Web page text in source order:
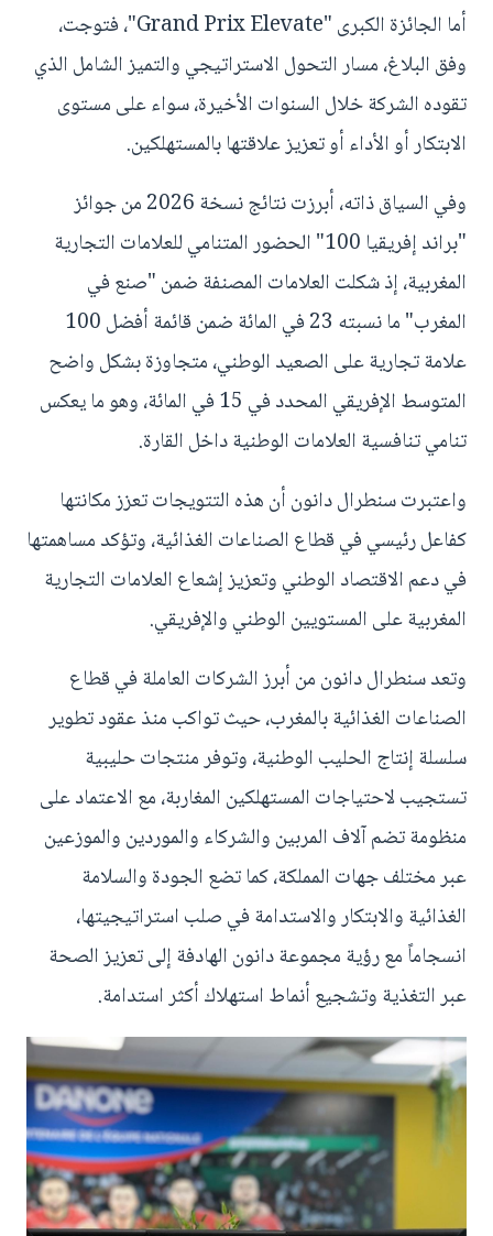
أما الجائزة الكبرى "Grand Prix Elevate"، فتوجت،
وفق البلاغ، مسار التحول الاستراتيجي والتميز الشامل الذي
تقوده الشركة خلال السنوات الأخيرة، سواء على مستوى
الابتكار أو الأداء أو تعزيز علاقتها بالمستهلكين.
وفي السياق ذاته، أبرزت نتائج نسخة 2026 من جوائز
"براند إفريقيا 100" الحضور المتنامي للعلامات التجارية
المغربية، إذ شكلت العلامات المصنفة ضمن "صنع في
المغرب" ما نسبته 23 في المائة ضمن قائمة أفضل 100
علامة تجارية على الصعيد الوطني، متجاوزة بشكل واضح
المتوسط الإفريقي المحدد في 15 في المائة، وهو ما يعكس
تنامي تنافسية العلامات الوطنية داخل القارة.
واعتبرت سنطرال دانون أن هذه التتويجات تعزز مكانتها
كفاعل رئيسي في قطاع الصناعات الغذائية، وتؤكد مساهمتها
في دعم الاقتصاد الوطني وتعزيز إشعاع العلامات التجارية
المغربية على المستويين الوطني والإفريقي.
وتعد سنطرال دانون من أبرز الشركات العاملة في قطاع
الصناعات الغذائية بالمغرب، حيث تواكب منذ عقود تطوير
سلسلة إنتاج الحليب الوطنية، وتوفر منتجات حليبية
تستجيب لاحتياجات المستهلكين المغاربة، مع الاعتماد على
منظومة تضم آلاف المربين والشركاء والموردين والموزعين
عبر مختلف جهات المملكة، كما تضع الجودة والسلامة
الغذائية والابتكار والاستدامة في صلب استراتيجيتها،
انسجاماً مع رؤية مجموعة دانون الهادفة إلى تعزيز الصحة
عبر التغذية وتشجيع أنماط استهلاك أكثر استدامة.